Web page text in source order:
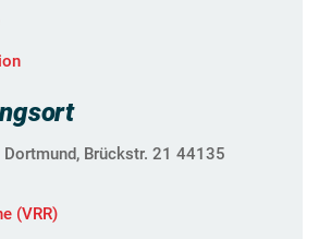
Dortmund, Brückstr. 21 44135
(VRR)